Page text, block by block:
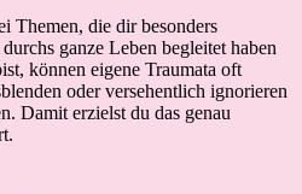
Themen, die dir besonders
ganze Leben begleitet haben
können eigene Traumata oft
oder versehentlich ignorieren
Damit erzielst du das genau